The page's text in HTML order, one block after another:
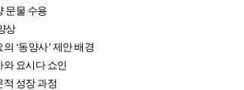
문물 수용
상
‘동양사’ 제안 배경
와 요시다 쇼인
적 성장 과정